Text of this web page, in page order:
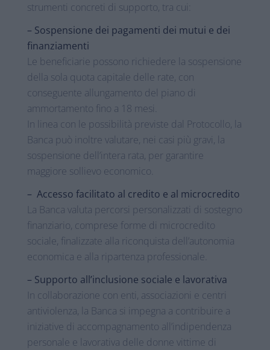
strumenti concreti di supporto, tra cui:
– Sospensione dei pagamenti dei mutui e dei
finanziamenti
Le beneficiarie possono richiedere la sospensione
della sola quota capitale delle rate, con
conseguente allungamento del piano di
ammortamento fino a 18 mesi.
In linea con le possibilità previste dal Protocollo, la
Banca può inoltre valutare, nei casi più gravi, la
sospensione dell’intera rata, per garantire
maggiore sollievo economico.
– Accesso facilitato al credito e al microcredito
La Banca valuta percorsi personalizzati di sostegno
finanziario, comprese forme di microcredito
sociale, finalizzate alla riconquista dell’autonomia
economica e alla ripartenza professionale.
– Supporto all’inclusione sociale e lavorativa
In collaborazione con enti, associazioni e centri
antiviolenza, la Banca si impegna a contribuire a
iniziative di accompagnamento all’indipendenza
personale e lavorativa delle donne vittime di